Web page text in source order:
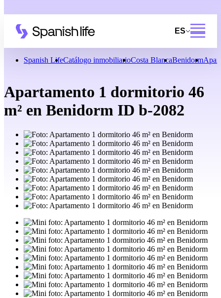
ES
Spanish LifeCatálogo inmobiliarioCosta BlancaBenidorm
Apartamento 1 dormitorio 46
m² en Benidorm ID b-2082